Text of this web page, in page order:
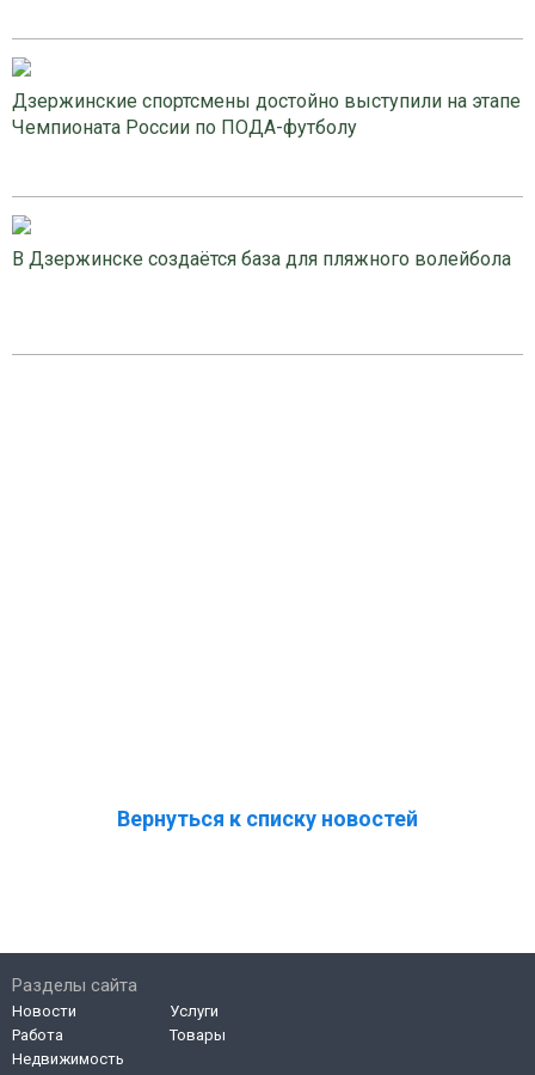
Дзержинские спортсмены достойно выступили на этапе
Чемпионата России по ПОДА-футболу
В Дзержинске создаётся база для пляжного волейбола
Вернуться к списку новостей
Разделы сайта
Новости
Работа
Недвижимость
Услуги
Товары